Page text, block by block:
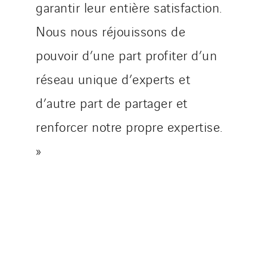
garantir leur entière satisfaction.
Nous nous réjouissons de
pouvoir d’une part profiter d’un
réseau unique d’experts et
d’autre part de partager et
renforcer notre propre expertise.
»